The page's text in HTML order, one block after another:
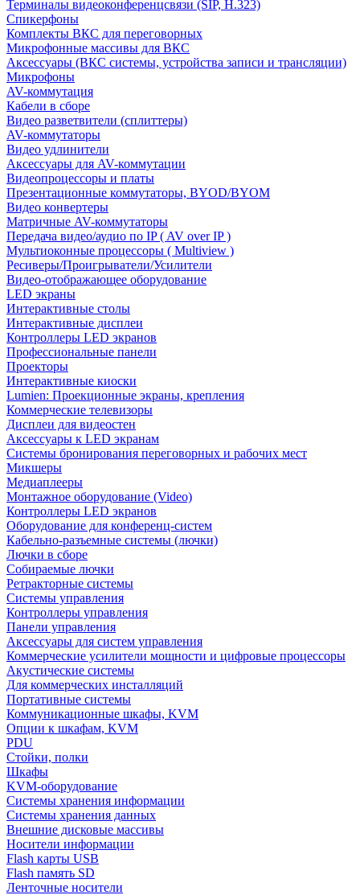
Терминалы видеоконференцсвязи (SIP, H.323)
Спикерфоны
Комплекты ВКС для переговорных
Микрофонные массивы для ВКС
Аксессуары (ВКС системы, устройства записи и трансляции)
Микрофоны
AV-коммутация
Кабели в сборе
Видео разветвители (сплиттеры)
AV-коммутаторы
Видео удлинители
Аксессуары для AV-коммутации
Видеопроцессоры и платы
Презентационные коммутаторы, BYOD/BYOM
Видео конвертеры
Матричные AV-коммутаторы
Передача видео/аудио по IP ( AV over IP )
Мультиоконные процессоры ( Multiview )
Ресиверы/Проигрыватели/Усилители
Видео-отображающее оборудование
LED экраны
Интерактивные столы
Интерактивные дисплеи
Контроллеры LED экранов
Профессиональные панели
Проекторы
Интерактивные киоски
Lumien: Проекционные экраны, крепления
Коммерческие телевизоры
Дисплеи для видеостен
Аксессуары к LED экранам
Системы бронирования переговорных и рабочих мест
Микшеры
Медиаплееры
Монтажное оборудование (Video)
Контроллеры LED экранов
Оборудование для конференц-систем
Кабельно-разъемные системы (лючки)
Лючки в сборе
Собираемые лючки
Ретракторные системы
Системы управления
Контроллеры управления
Панели управления
Аксессуары для систем управления
Коммерческие усилители мощности и цифровые процессоры
Акустические системы
Для коммерческих инсталляций
Портативные системы
Коммуникационные шкафы, KVM
Опции к шкафам, KVM
PDU
Стойки, полки
Шкафы
KVM-оборудование
Системы хранения информации
Системы хранения данных
Внешние дисковые массивы
Носители информации
Flash карты USB
Flash память SD
Ленточные носители